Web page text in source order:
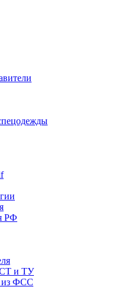
РФ
и ТУ
из ФСС